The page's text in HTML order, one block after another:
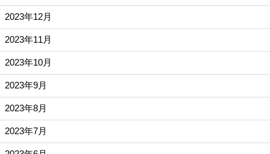
2023年12月
2023年11月
2023年10月
2023年9月
2023年8月
2023年7月